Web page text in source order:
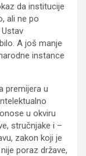
da institucije
ali ne po
A još manje
instance
premijera u
u okviru
stručnjake i –
zakon koji je
poraz države,